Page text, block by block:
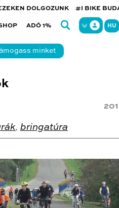
DOLGOZUNK #I BIKE
ADÓ 1% HU
minket
, bringatúra